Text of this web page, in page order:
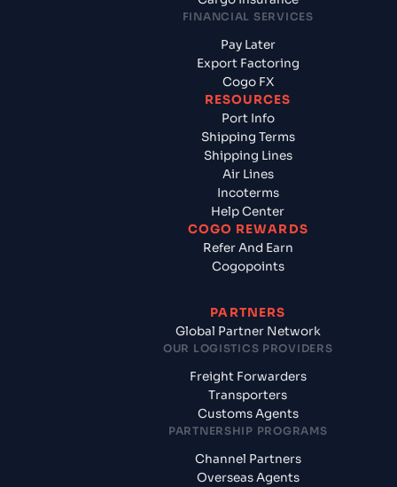
FINANCIAL SERVICES
Pay Later
Export Factoring
Cogo FX
RESOURCES
Port Info
Shipping Terms
Shipping Lines
Air Lines
Incoterms
Help Center
COGO REWARDS
Refer And Earn
Cogopoints
PARTNERS
Global Partner Network
OUR LOGISTICS PROVIDERS
Freight Forwarders
Transporters
Customs Agents
PARTNERSHIP PROGRAMS
Channel Partners
Overseas Agents